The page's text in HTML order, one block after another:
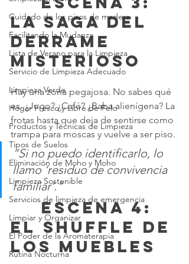
Cuidado de los pisos de madera
Facilitando la Mudanza
Lista de Verano para la Limpieza
Servicio de Limpieza Adecuado
Limpieza Verde
Hogar Fresco y Libre de Pelo
Productos y Técnicas de Limpieza
Tipos de Suelos
Eliminación de Moho y Moho
Limpieza Sostenible
Servicios de limpieza de emergencia
Limpiar y Organizar
El Poder de la Aromaterapia
Rutina Nocturna
La saga del
derrame
misterioso
Hay una zona pegajosa. No sabes qué
es. ¿Jugo? ¿Café? ¿Baba alienígena? La
frotas hasta que deja de sentirse como
trampa para moscas y vuelve a ser piso.
“Si no puedo identificarlo, lo
llamo ‘residuo de convivencia
familiar’.”
	 Escena 4:
El shuffle de
los muebles